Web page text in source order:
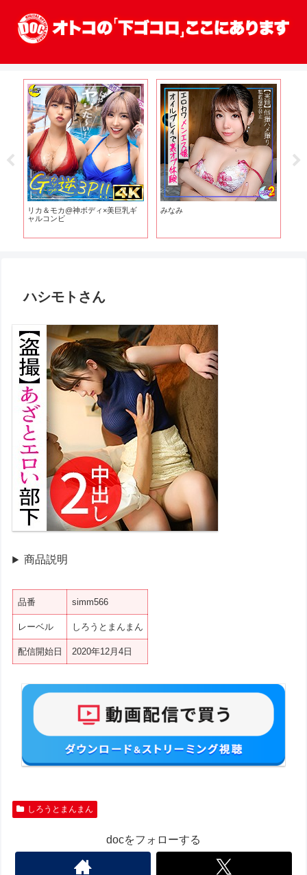
リカ＆モカ@神ボディ×美巨乳ギ
ャルコンビ
みなみ
ハシモトさん
商品説明
品番 simm566
レーベル しろうとまんまん
配信開始日 2020年12月4日
しろうとまんまん
docをフォローする